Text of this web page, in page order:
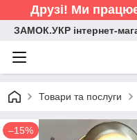
Друзі! Ми
ЗАМОК.УКР інтернет-
Товари та послуги
–15%